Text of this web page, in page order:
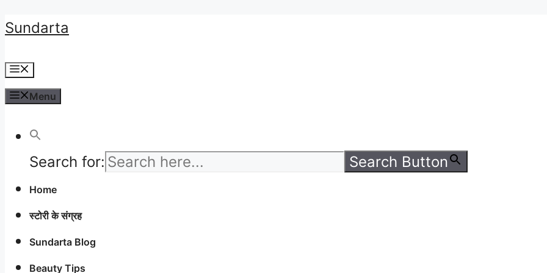
Skip
content
Sundarta
Menu
Search for: Search Button
Home
स्टोरी के संग्रह
Sundarta Blog
Beauty Tips